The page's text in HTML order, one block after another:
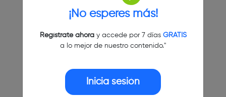
¡No esperes más!
Regístrate ahoray accede por 7 días GRATIS
a lo mejor de nuestro contenido."
Inicia sesión